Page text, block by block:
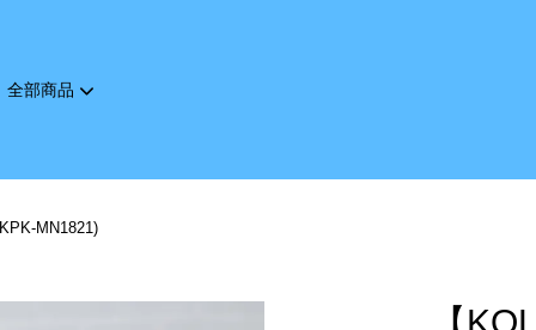
全部商品
MN1821)您的購物車目前還是空的。